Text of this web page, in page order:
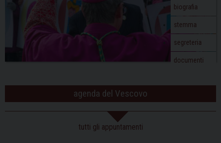
biografia
stemma
segreteria
documenti
agenda del Vescovo
tutti gli appuntamenti